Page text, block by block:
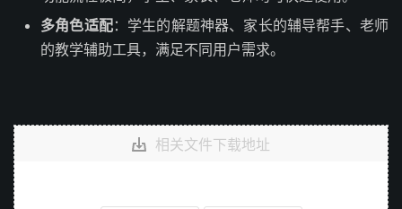
多角色适配：学生的解题神器、家长的辅导帮手、老师
的教学辅助工具，满足不同用户需求。
相关文件下载地址